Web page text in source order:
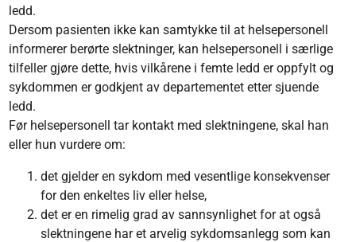
ledd.
Dersom pasienten ikke kan samtykke til at helsepersonell
informerer berørte slektninger, kan helsepersonell i særlige
tilfeller gjøre dette, hvis vilkårene i femte ledd er oppfylt og
sykdommen er godkjent av departementet etter sjuende
ledd.
Før helsepersonell tar kontakt med slektningene, skal han
eller hun vurdere om:
det gjelder en sykdom med vesentlige konsekvenser
for den enkeltes liv eller helse,
det er en rimelig grad av sannsynlighet for at også
slektningene har et arvelig sykdomsanlegg som kan